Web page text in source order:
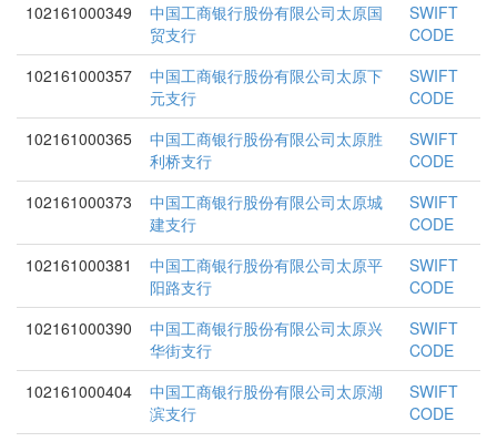
102161000349
中国工商银行股份有限公司太原国
贸支行
SWIFT
CODE
102161000357
中国工商银行股份有限公司太原下
元支行
SWIFT
CODE
102161000365
中国工商银行股份有限公司太原胜
利桥支行
SWIFT
CODE
102161000373
中国工商银行股份有限公司太原城
建支行
SWIFT
CODE
102161000381
中国工商银行股份有限公司太原平
阳路支行
SWIFT
CODE
102161000390
中国工商银行股份有限公司太原兴
华街支行
SWIFT
CODE
102161000404
中国工商银行股份有限公司太原湖
滨支行
SWIFT
CODE